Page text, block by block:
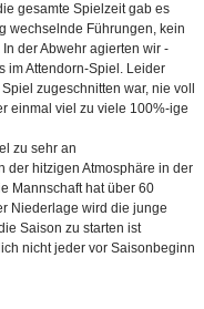
gesamte Spielzeit gab es
wechselnde Führungen, kein
der Abwehr agierten wir -
im Attendorn-Spiel. Leider
zugeschnitten war, nie voll
einmal viel zu viele 100%-ige
zu sehr an
der hitzigen Atmosphäre in der
Mannschaft hat über 60
Niederlage wird die junge
Saison zu starten ist
nicht jeder vor Saisonbeginn